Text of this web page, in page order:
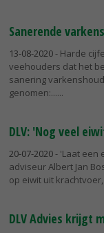
Sanerende
13-08-2020- Harde
veehouders dat het
sanering
genomen:...
DLV: 'Nog veel
20-07-2020- 'Laat een
adviseur Albert Jan
op eiwit uit
DLV Advies krijgt